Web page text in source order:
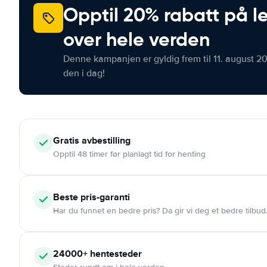
Opptil 20% rabatt på
over hele verden
Denne kampanjen er gyldig frem til 11. august
den i dag!
Gratis avbestilling
Opptil 48 timer før planlagt tid for henting
Beste pris-garanti
Har du funnet en bedre pris? Da gir vi deg et bedre tilbud.
24000+ hentesteder